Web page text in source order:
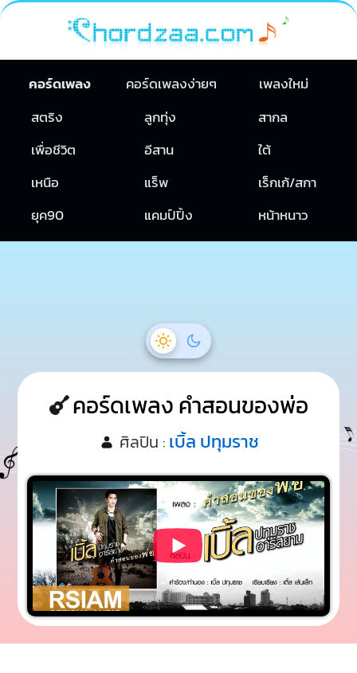
คอร์ดเพลง คอร์ดเพลงง่ายๆ
เพลงใหม่
สตริง
ลูกทุ่ง
สากล
เพื่อชีวิต
อีสาน
ใต้
เหนือ
แร็พ
เร็กเก้/สกา
ยุค90
แคมป์ปิ้ง หน้าหนาว
คอร์ดเพลง คำสอนของพ่อ
ศิลปิน : เบิ้ล ปทุมราช